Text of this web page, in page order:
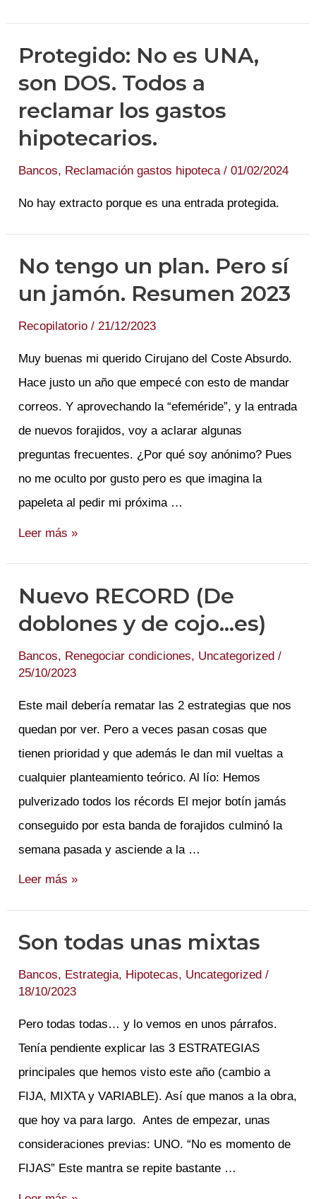
sabía…»
Educanciera
Financión.
Protegido: No es UNA,
son DOS. Todos a
reclamar los gastos
hipotecarios.
Bancos, Reclamación gastos hipoteca/01/02/2024
No hay extracto porque es una entrada protegida.
No tengo un plan. Pero sí
un jamón. Resumen 2023
Recopilatorio /21/12/2023
Muy buenas mi querido Cirujano del Coste Absurdo.
Hace justo un año que empecé con esto de mandar
correos. Y aprovechando la “efeméride”, y la entrada
de nuevos forajidos, voy a aclarar algunas
preguntas frecuentes. ¿Por qué soy anónimo? Pues
no me oculto por gusto pero es que imagina la
papeleta al pedir mi próxima …
No
plan.
Pero
sí
un
jamón.
Resumen
2023
Leer más »
Nuevo RECORD (De
doblones y de cojo…es)
Bancos, Renegociar condiciones, Uncategorized /
25/10/2023
Este mail debería rematar las 2 estrategias que nos
quedan por ver. Pero a veces pasan cosas que
tienen prioridad y que además le dan mil vueltas a
cualquier planteamiento teórico. Al lío: Hemos
pulverizado todos los récords El mejor botín jamás
conseguido por esta banda de forajidos culminó la
semana pasada y asciende a la …
Nuevo
doblones
y
de
cojo…
es)
Leer más »
Son todas unas mixtas
Bancos, Estrategia, Hipotecas, Uncategorized /
18/10/2023
Pero todas todas… y lo vemos en unos párrafos.
Tenía pendiente explicar las 3 ESTRATEGIAS
principales que hemos visto este año (cambio a
FIJA, MIXTA y VARIABLE). Así que manos a la obra,
que hoy va para largo. Antes de empezar, unas
consideraciones previas: UNO. “No es momento de
FIJAS” Este mantra se repite bastante …